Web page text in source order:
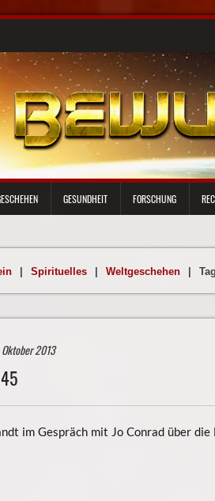
GESUNDHEIT FORSCHUNG
Spirituelles Weltgeschehen
2013
im Gespräch mit Jo Conrad über